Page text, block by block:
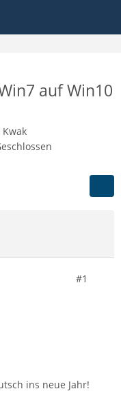
auf Win10
#1
ins neue Jahr!